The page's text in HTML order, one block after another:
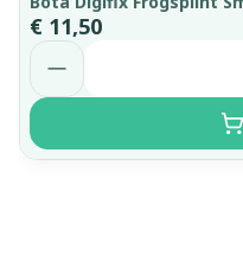
€ 11,50
Aantal